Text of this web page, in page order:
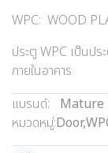
WPC: WOOD
ประตู WPC เป็นป
ภายในอาคาร
แบรนด์:
Mature
หมวดหมู่:Door,